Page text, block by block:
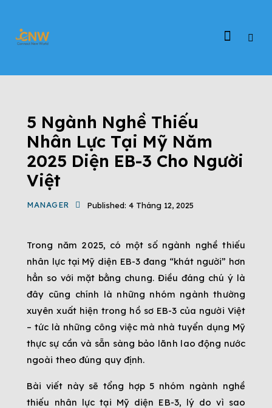
5 Ngành Nghề Thiếu
Nhân Lực Tại Mỹ Năm
2025 Diện EB-3 Cho Người
Việt
MANAGER Published: 4 Tháng 12, 2025
Trong năm 2025, có một số ngành nghề thiếu
nhân lực tại Mỹ diện EB-3 đang “khát người” hơn
hẳn so với mặt bằng chung. Điều đáng chú ý là
đây cũng chính là những nhóm ngành thường
xuyên xuất hiện trong hồ sơ EB-3 của người Việt
– tức là những công việc mà nhà tuyển dụng Mỹ
thực sự cần và sẵn sàng bảo lãnh lao động nước
ngoài theo đúng quy định.
Bài viết này sẽ tổng hợp 5 nhóm ngành nghề
thiếu nhân lực tại Mỹ diện EB-3, lý do vì sao